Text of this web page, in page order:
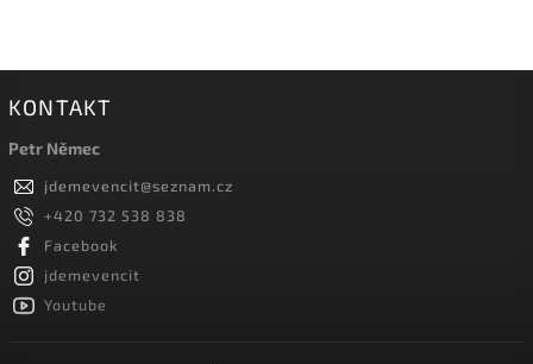
KONTAKT
Petr Němec
jdemevencit@seznam.cz
+420 732 538 838
Facebook
jdemevencit
Youtube